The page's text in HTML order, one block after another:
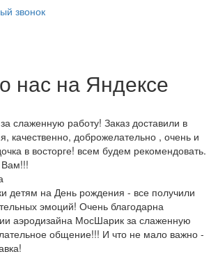
звонок
нас на Яндексе
слаженную работу! Заказ доставили в
качественно, доброжелательно , очень и
в восторге! всем будем рекомендовать.
Вам!!!
детям на День рождения - все получили
эмоций! Очень благодарна
аэродизайна МосШарик за слаженную
общение!!! И что не мало важно -